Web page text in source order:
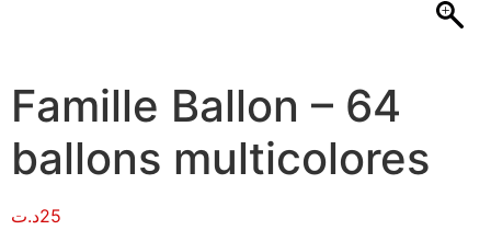
Famille Ballon – 64
ballons multicolores
25د.ت